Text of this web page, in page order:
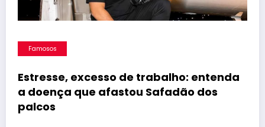
Famosos
Estresse, excesso de trabalho: entenda
a doença que afastou Safadão dos
palcos